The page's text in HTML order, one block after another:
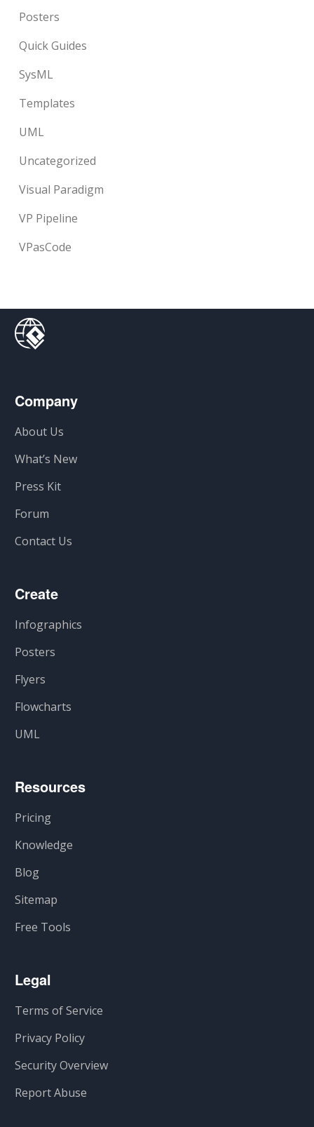
Posters
Quick Guides
SysML
Templates
UML
Uncategorized
Visual Paradigm
VP Pipeline
VPasCode
Company
About Us
What’s New
Press Kit
Forum
Contact Us
Create
Infographics
Posters
Flyers
Flowcharts
UML
Resources
Pricing
Knowledge
Blog
Sitemap
Free Tools
Legal
Terms of Service
Privacy Policy
Security Overview
Report Abuse